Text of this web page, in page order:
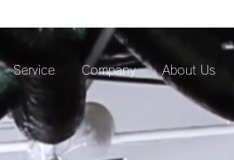
Service Company About Us